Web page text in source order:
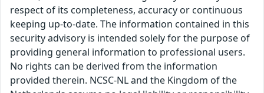
respect of its completeness, accuracy or continuous
keeping up-to-date. The information contained in this
security advisory is intended solely for the purpose of
providing general information to professional users.
No rights can be derived from the information
provided therein. NCSC-NL and the Kingdom of the